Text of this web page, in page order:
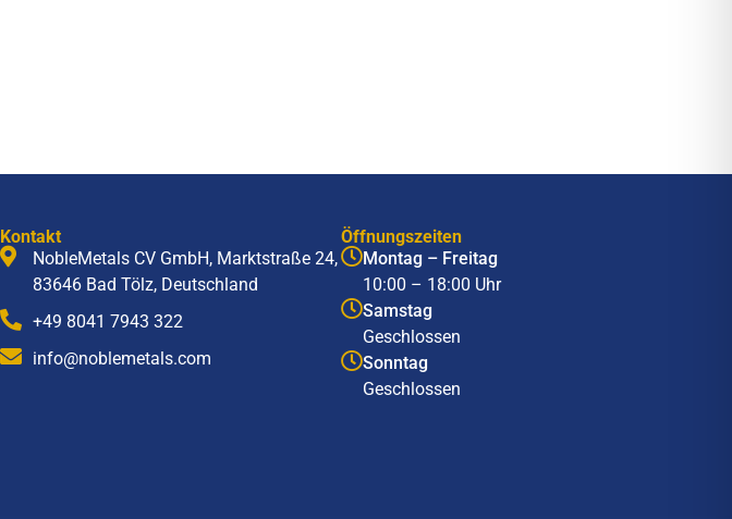
Kontakt
NobleMetals CV GmbH, Marktstraße 24,
83646 Bad Tölz, Deutschland
+49 8041 7943 322
info@noblemetals.com
Öffnungszeiten
Montag – Freitag
10:00 – 18:00 Uhr
Samstag
Geschlossen
Sonntag
Geschlossen